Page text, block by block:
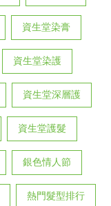
資生堂染膏
資生堂染護
資生堂深層護
資生堂護髮
銀色情人節
熱門髮型排行